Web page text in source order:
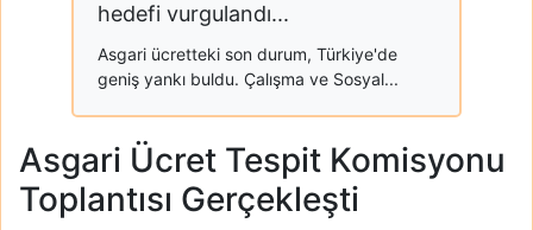
hedefi vurgulandı...
Asgari ücretteki son durum, Türkiye'de
geniş yankı buldu. Çalışma ve Sosyal...
Asgari Ücret Tespit Komisyonu
Toplantısı Gerçekleşti